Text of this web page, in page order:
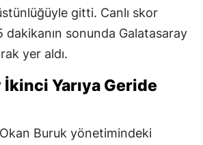
gitti. Canlı skor
sonunda Galatasaray
yer aldı.
Yarıya Geride
Buruk yönetimindeki